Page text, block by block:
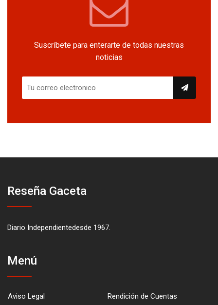
Suscríbete para enterarte de todas nuestras
noticias
Reseña Gaceta
Diario Independientedesde 1967.
Menú
Aviso Legal
Rendición de Cuentas